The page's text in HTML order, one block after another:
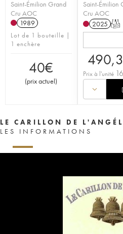
Saint-Émilion Grand
Cru AOC
1989
Lot de 1 bouteille |
1 enchère
40€
(prix actuel)
Saint-Émilion
Cru AOC
2025 T
Prix à l'unité
LE CARILLON DE
LES INFORMATIONS